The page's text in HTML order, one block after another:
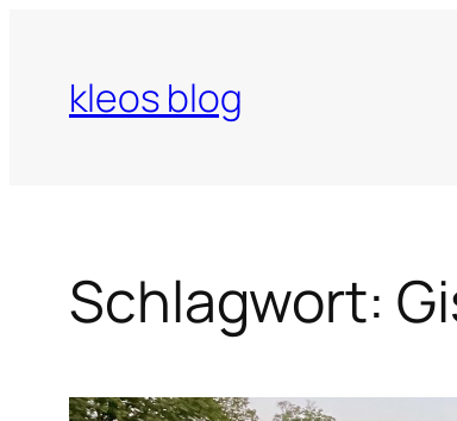
springenkleos blog
Schlagwort: